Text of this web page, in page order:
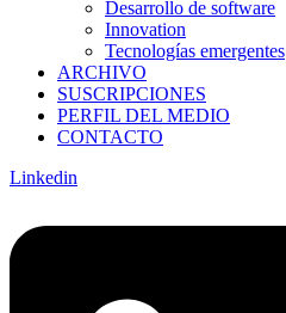
Desarrollo de software
Innovation
Tecnologías emergentes
ARCHIVO
SUSCRIPCIONES
PERFIL DEL MEDIO
CONTACTO
Linkedin